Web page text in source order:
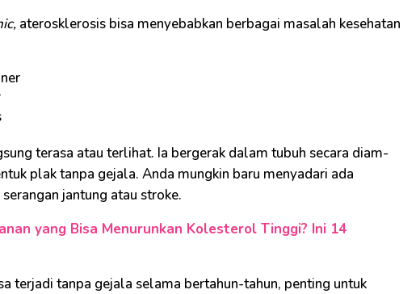
aterosklerosis bisa menyebabkan berbagai masalah kesehatan
terasa atau terlihat. Ia bergerak dalam tubuh secara diam-
plak tanpa gejala. Anda mungkin baru menyadari ada
jantung atau stroke.
yang Bisa Menurunkan Kolesterol Tinggi? Ini 14
terjadi tanpa gejala selama bertahun-tahun, penting untuk